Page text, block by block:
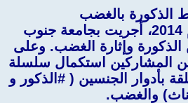
تناولت دراسة عام 2014، أجريت بجامعة جنوب
الذكورة وإثارة الغضب. وعلى
المشاركين استكمال سلسلة
بأدوار الجنسين ( #الذكور و
والغضب.